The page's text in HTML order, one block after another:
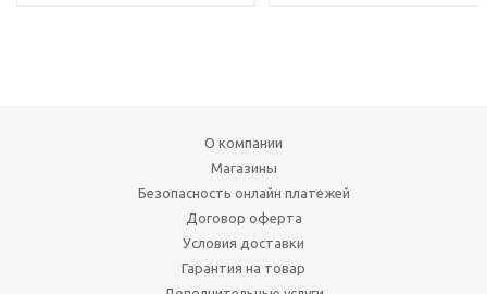
О компании
Магазины
Безопасность онлайн платежей
Договор оферта
Условия доставки
Гарантия на товар